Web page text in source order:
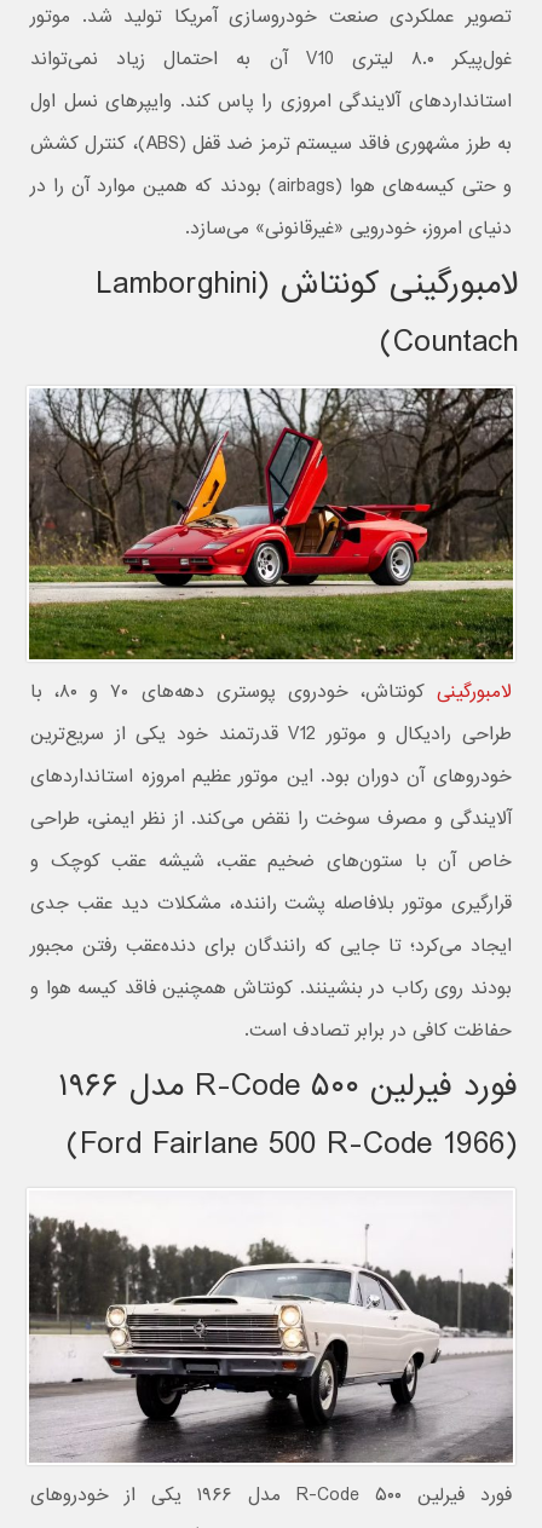
تصویر عملکردی صنعت خودروسازی آمریکا تولید شد. موتور
غول‌پیکر ۸.۰ لیتری V10 آن به احتمال زیاد نمی‌تواند
استانداردهای آلایندگی امروزی را پاس کند. وایپرهای نسل اول
به طرز مشهوری فاقد سیستم ترمز ضد قفل (ABS)، کنترل کشش
و حتی کیسه‌های هوا (airbags) بودند که همین موارد آن را در
دنیای امروز، خودرویی «غیرقانونی» می‌سازد.
لامبورگینی کونتاش (Lamborghini
Countach)
لامبورگینی
کونتاش، خودروی پوستری دهه‌های ۷۰ و ۸۰، با
طراحی رادیکال و موتور V12 قدرتمند خود یکی از سریع‌ترین
خودروهای آن دوران بود. این موتور عظیم امروزه استانداردهای
آلایندگی و مصرف سوخت را نقض می‌کند. از نظر ایمنی، طراحی
خاص آن با ستون‌های ضخیم عقب، شیشه عقب کوچک و
قرارگیری موتور بلافاصله پشت راننده، مشکلات دید عقب جدی
ایجاد می‌کرد؛ تا جایی که رانندگان برای دنده‌عقب رفتن مجبور
بودند روی رکاب در بنشینند. کونتاش همچنین فاقد کیسه هوا و
حفاظت کافی در برابر تصادف است.
فورد فیرلین ۵۰۰ R-Code مدل ۱۹۶۶
(1966 Ford Fairlane 500 R-Code)
فورد فیرلین ۵۰۰ R-Code مدل ۱۹۶۶ یکی از خودروهای